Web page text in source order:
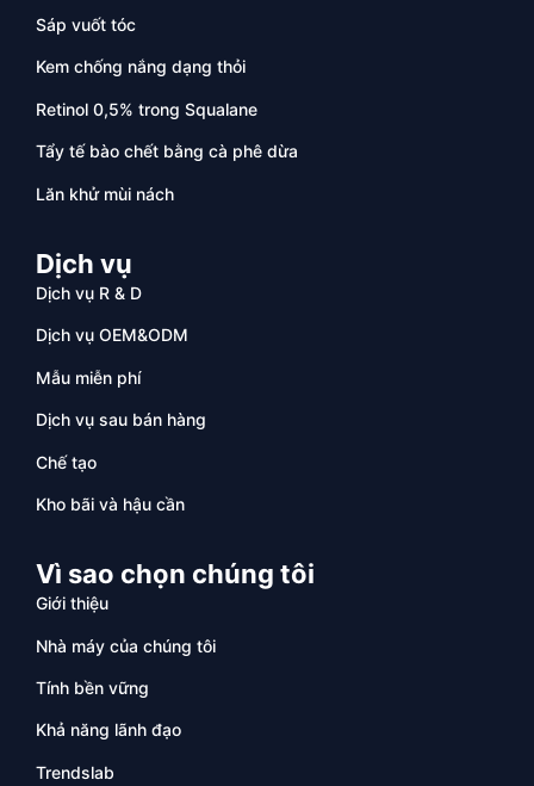
Sáp vuốt tóc
Kem chống nắng dạng thỏi
Retinol 0,5% trong Squalane
Tẩy tế bào chết bằng cà phê dừa
Lăn khử mùi nách
Dịch vụ
Dịch vụ R & D
Dịch vụ OEM&ODM
Mẫu miễn phí
Dịch vụ sau bán hàng
Chế tạo
Kho bãi và hậu cần
Vì sao chọn chúng tôi
Giới thiệu
Nhà máy của chúng tôi
Tính bền vững
Khả năng lãnh đạo
Trendslab